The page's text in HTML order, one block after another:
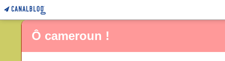
Ô cameroun !